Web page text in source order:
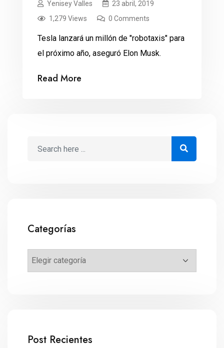
Yenisey Valles
23 abril, 2019
1,279 Views
0 Comments
Tesla lanzará un millón de "robotaxis" para
el próximo año, aseguró Elon Musk.
Read More
Categorías
Post Recientes